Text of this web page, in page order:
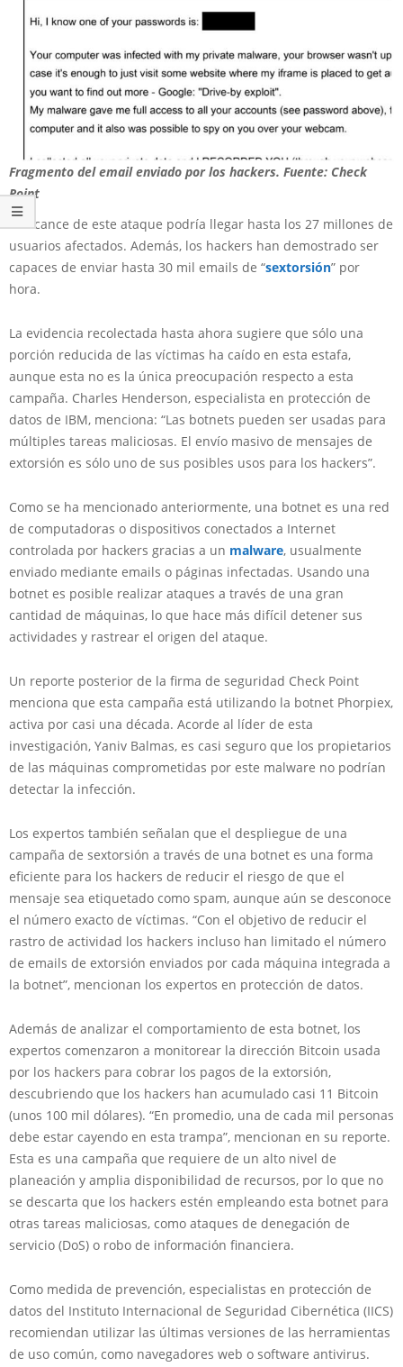
Fragmento del email enviado por los hackers. Fuente: Check
Point
El alcance de este ataque podría llegar hasta los 27 millones de
usuarios afectados. Además, los hackers han demostrado ser
capaces de enviar hasta 30 mil emails de “sextorsión” por
hora.
La evidencia recolectada hasta ahora sugiere que sólo una
porción reducida de las víctimas ha caído en esta estafa,
aunque esta no es la única preocupación respecto a esta
campaña. Charles Henderson, especialista en protección de
datos de IBM, menciona: “Las botnets pueden ser usadas para
múltiples tareas maliciosas. El envío masivo de mensajes de
extorsión es sólo uno de sus posibles usos para los hackers”.
Como se ha mencionado anteriormente, una botnet es una red
de computadoras o dispositivos conectados a Internet
controlada por hackers gracias a un malware, usualmente
enviado mediante emails o páginas infectadas. Usando una
botnet es posible realizar ataques a través de una gran
cantidad de máquinas, lo que hace más difícil detener sus
actividades y rastrear el origen del ataque.
Un reporte posterior de la firma de seguridad Check Point
menciona que esta campaña está utilizando la botnet Phorpiex,
activa por casi una década. Acorde al líder de esta
investigación, Yaniv Balmas, es casi seguro que los propietarios
de las máquinas comprometidas por este malware no podrían
detectar la infección.
Los expertos también señalan que el despliegue de una
campaña de sextorsión a través de una botnet es una forma
eficiente para los hackers de reducir el riesgo de que el
mensaje sea etiquetado como spam, aunque aún se desconoce
el número exacto de víctimas. “Con el objetivo de reducir el
rastro de actividad los hackers incluso han limitado el número
de emails de extorsión enviados por cada máquina integrada a
la botnet”, mencionan los expertos en protección de datos.
Además de analizar el comportamiento de esta botnet, los
expertos comenzaron a monitorear la dirección Bitcoin usada
por los hackers para cobrar los pagos de la extorsión,
descubriendo que los hackers han acumulado casi 11 Bitcoin
(unos 100 mil dólares). “En promedio, una de cada mil personas
debe estar cayendo en esta trampa”, mencionan en su reporte.
Esta es una campaña que requiere de un alto nivel de
planeación y amplia disponibilidad de recursos, por lo que no
se descarta que los hackers estén empleando esta botnet para
otras tareas maliciosas, como ataques de denegación de
servicio (DoS) o robo de información financiera.
Como medida de prevención, especialistas en protección de
datos del Instituto Internacional de Seguridad Cibernética (IICS)
recomiendan utilizar las últimas versiones de las herramientas
de uso común, como navegadores web o software antivirus.